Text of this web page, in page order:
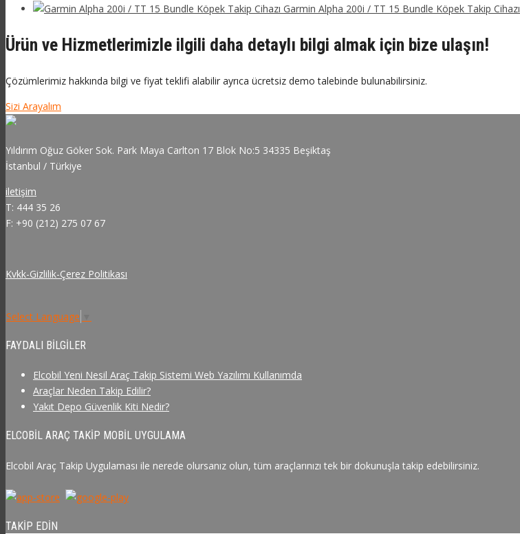
Garmin Alpha 200i / TT 15 Bundle Köpek Takip Cihazı
Ürün ve Hizmetlerimizle ilgili daha detaylı bilgi almak için bize ulaşın!
Çözümlerimiz hakkında bilgi ve fiyat teklifi alabilir ayrıca ücretsiz demo talebinde bulunabilirsiniz.
Sizi Arayalım
Yıldırım Oğuz Göker Sok. Park Maya Carlton 17 Blok No:5 34335 Beşiktaş
İstanbul / Türkiye
iletişim
T: 444 35 26
F: +90 (212) 275 07 67
Kvkk-Gizlilik-Çerez Politikası
Select Language
FAYDALI BILGILER
Elcobil Yeni Nesil Araç Takip Sistemi Web Yazılımı Kullanımda
Araçlar Neden Takip Edilir?
Yakıt Depo Güvenlik Kiti Nedir?
ELCOBIL ARAÇ TAKIP MOBIL UYGULAMA
Elcobil Araç Takip Uygulaması ile nerede olursanız olun, tüm araçlarınızı tek bir dokunuşla takip edebilirsiniz.
TAKIP EDIN